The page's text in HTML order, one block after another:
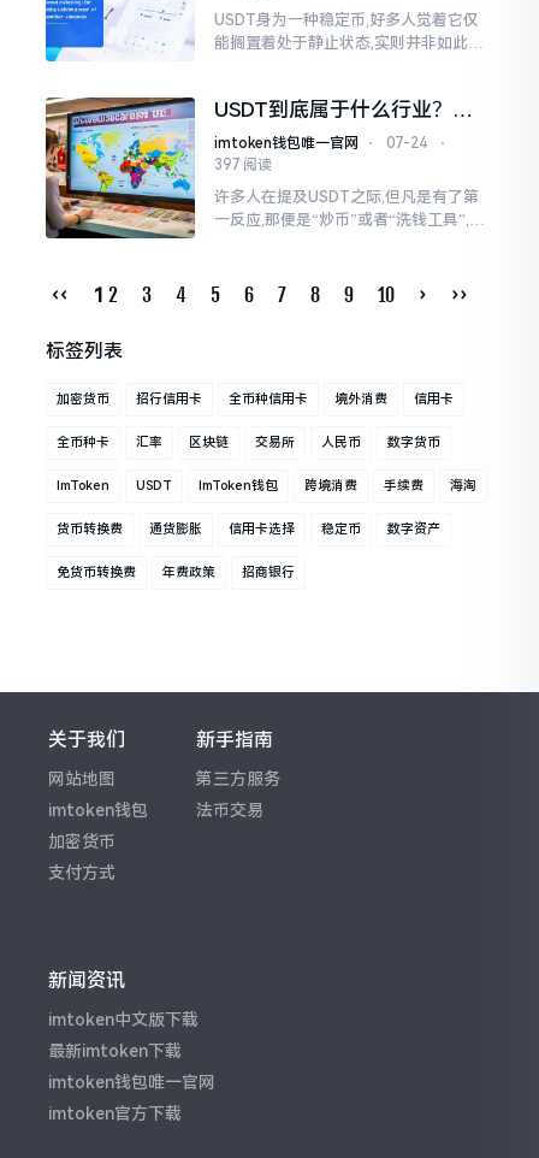
USDT身为一种稳定币,好多人觉着它仅
能搁置着处于静止状态,实则并非如此这
生成收益。说实在的
USDT到底属于什么行业？一
文读懂稳定币本质与风险
imtoken钱包唯一官网 ⋅ 07-24
⋅
397 阅读
许多人在提及USDT之际,但凡是有了第
一反应,那便是“炒币”或者“洗钱工具”,不
‹‹ 1 2 3 4 5 6 7 8 9 10 › ››
标签列表
加密货币 招行信用卡 全币种信用卡 境外消费 信用卡
全币种卡 汇率 区块链 交易所 人民币 数字货币
ImToken USDT ImToken钱包 跨境消费 手续费 海淘
货币转换费 通货膨胀 信用卡选择 稳定币 数字资产
免货币转换费 年费政策 招商银行
关于我们
网站地图
imtoken钱包
加密货币
支付方式
新手指南
第三方服务
法币交易
新闻资讯
imtoken中文版下载
最新imtoken下载
imtoken钱包唯一官网
imtoken官方下载